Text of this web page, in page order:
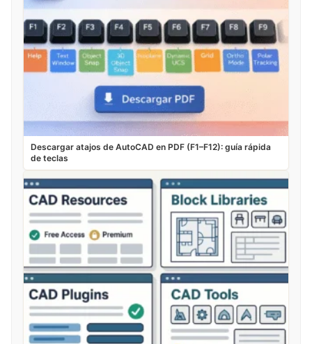
Descargar atajos de AutoCAD en PDF (F1–F12): guía rápida
de teclas